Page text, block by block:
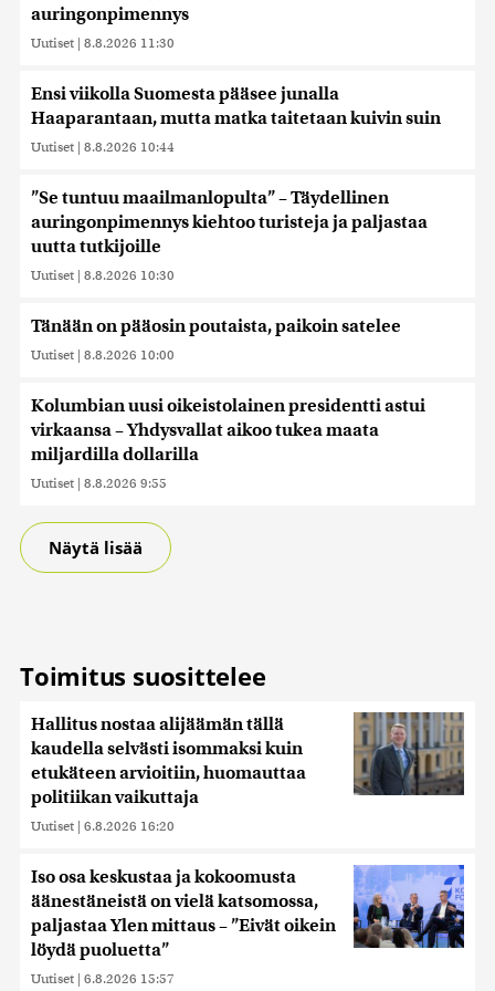
auringonpimennys
Uutiset | 8.8.2026 11:30
Ensi viikolla Suomesta pääsee junalla
Haaparantaan, mutta matka taitetaan kuivin suin
Uutiset | 8.8.2026 10:44
”Se tuntuu maailmanlopulta” – Täydellinen
auringonpimennys kiehtoo turisteja ja paljastaa
uutta tutkijoille
Uutiset | 8.8.2026 10:30
Tänään on pääosin poutaista, paikoin satelee
Uutiset | 8.8.2026 10:00
Kolumbian uusi oikeistolainen presidentti astui
virkaansa – Yhdysvallat aikoo tukea maata
miljardilla dollarilla
Uutiset | 8.8.2026 9:55
Näytä lisää
Toimitus suosittelee
Hallitus nostaa alijäämän tällä
kaudella selvästi isommaksi kuin
etukäteen arvioitiin, huomauttaa
politiikan vaikuttaja
Uutiset | 6.8.2026 16:20
Iso osa keskustaa ja kokoomusta
äänestäneistä on vielä katsomossa,
paljastaa Ylen mittaus – ”Eivät oikein
löydä puoluetta”
Uutiset | 6.8.2026 15:57